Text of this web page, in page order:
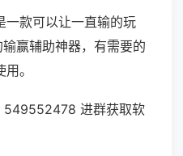
一款可以让一直输的玩
赢辅助神器，有需要的
。
549552478 进群获取软